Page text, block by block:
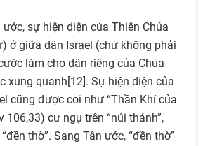
sự hiện diện của Thiên Chúa
ở giữa dân Israel (chứ không phải
làm cho dân riêng của Chúa
xung quanh[12]. Sự hiện diện của
cũng được coi như “Thần Khí của
106,33) cư ngụ trên “núi thánh”,
thờ”. Sang Tân ước, “đền thờ”